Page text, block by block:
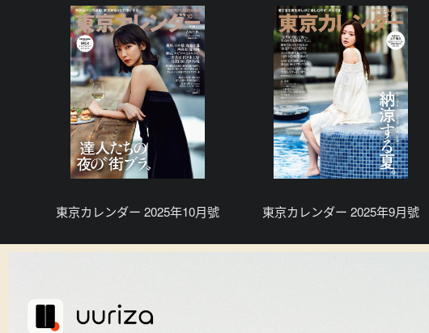
東京カレンダー 2025年10月號 東京カレンダー 2025年9月號